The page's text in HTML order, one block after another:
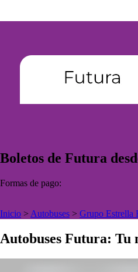
Boletos de Futura
Formas de pago:
Inicio > Autobuses > Grupo Estrella
Autobuses Futura: Tu